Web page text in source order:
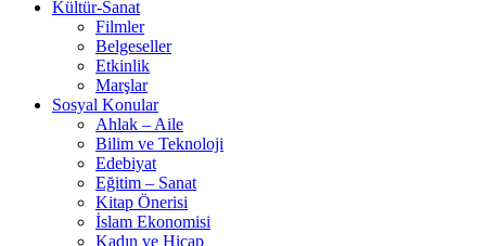
Kültür-Sanat
Filmler
Belgeseller
Etkinlik
Marşlar
Sosyal Konular
Ahlak – Aile
Bilim ve Teknoloji
Edebiyat
Eğitim – Sanat
Kitap Önerisi
İslam Ekonomisi
Kadın ve Hicap